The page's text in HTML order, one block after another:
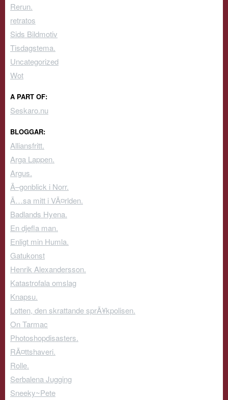
Rerun.
retratos
Sids Bildmotiv
Tisdagstema.
Uncategorized
Wot
A PART OF:
Seskaro.nu
BLOGGAR:
Alliansfritt.
Arga Lappen.
Argus.
Ã–gonblick i Norr.
Ã…sa mitt i VÃ¤rlden.
Badlands Hyena.
En djefla man.
Enligt min Humla.
Gatukonst
Henrik Alexandersson.
Katastrofala omslag
Knapsu.
Lotten, den skrattande sprÃ¥kpolisen.
On Tarmac
Photoshopdisasters.
RÃ¤ttshaveri.
Rolle.
Serbalena Jugging
Sneeky~Pete